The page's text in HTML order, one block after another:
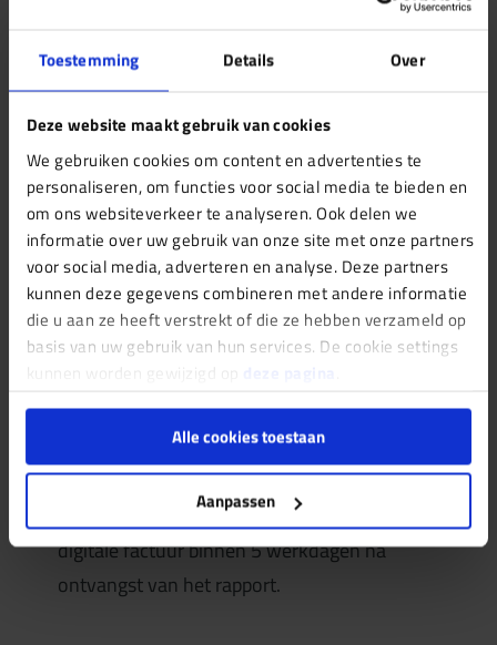
Toestemming Details Over
Deze website maakt gebruik van cookies
We gebruiken cookies om content en advertenties te
personaliseren, om functies voor social media te bieden en
om ons websiteverkeer te analyseren. Ook delen we
informatie over uw gebruik van onze site met onze partners
voor social media, adverteren en analyse. Deze partners
kunnen deze gegevens combineren met andere informatie
die u aan ze heeft verstrekt of die ze hebben verzameld op
basis van uw gebruik van hun services. De cookie settings
kunnen worden gewijzigd op
deze pagina
Alle cookies toestaan
Aanpassen
kosten en mogelijkheid tijdens uw bestelling.
De inspectie in 4 stappen:
De inspecteur komt op het afgesproken moment
naar het pand dat u geïnspecteerd wilt hebben.
Voor afgaand aan de inspectie, zal de inspectie
methode besproken worden.
Na de inspectie op locatie werken wij het rapport
op kantoor verder uit. U krijgt vervolgens het
rapport digitaal toegestuurd, compleet met foto:´s
en duidelijke teksten.
U betaalt bij ons altijd achteraf ! U ontvangt de
digitale factuur binnen 5 werkdagen na
ontvangst van het rapport.